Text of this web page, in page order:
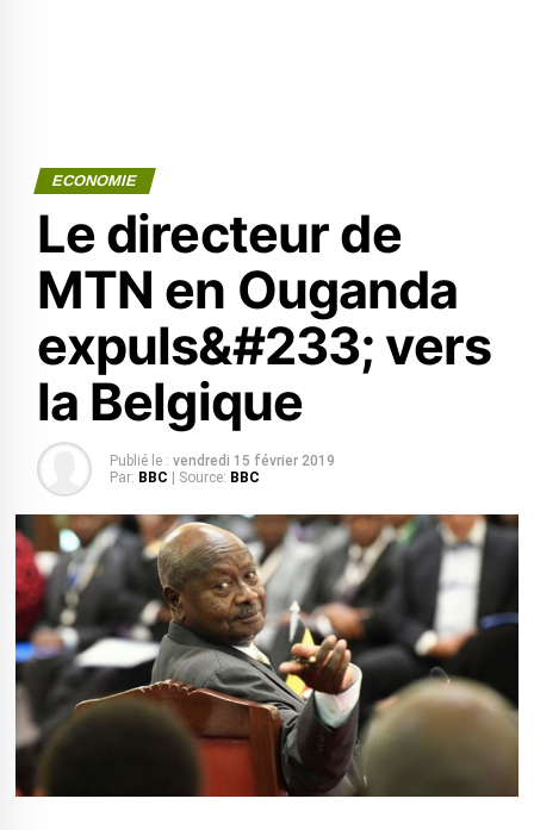
ECONOMIE
Le directeur de
MTN en Ouganda
expuls&#233; vers
la Belgique
Publié le : vendredi 15 février 2019
Par: BBC | Source: BBC